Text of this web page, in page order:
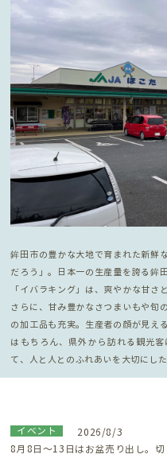
鉾田市の豊かな大地で育まれた新鮮
だろう」。日本一の生産量を誇る鉾
「イバラキング」は、爽やかな甘さ
さらに、甘み豊かなさつまいもや旬
の加工品も充実。生産者の顔が見え
はもちろん、県外から訪れる観光
て、人と人とのふれあいを大切にし
2026/8/3
イベント
8月8日～13日はお盆売り出し。